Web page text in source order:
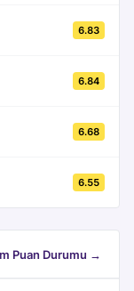
6.83
6.84
6.68
6.55
Puan Durumu →